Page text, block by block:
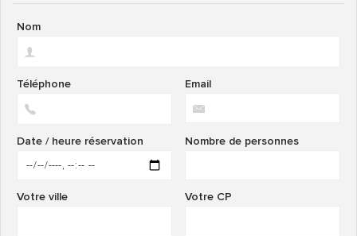
Nom
Email
Téléphone
Nombre de personnes
Date / heure réservation
Votre CP
Votre ville